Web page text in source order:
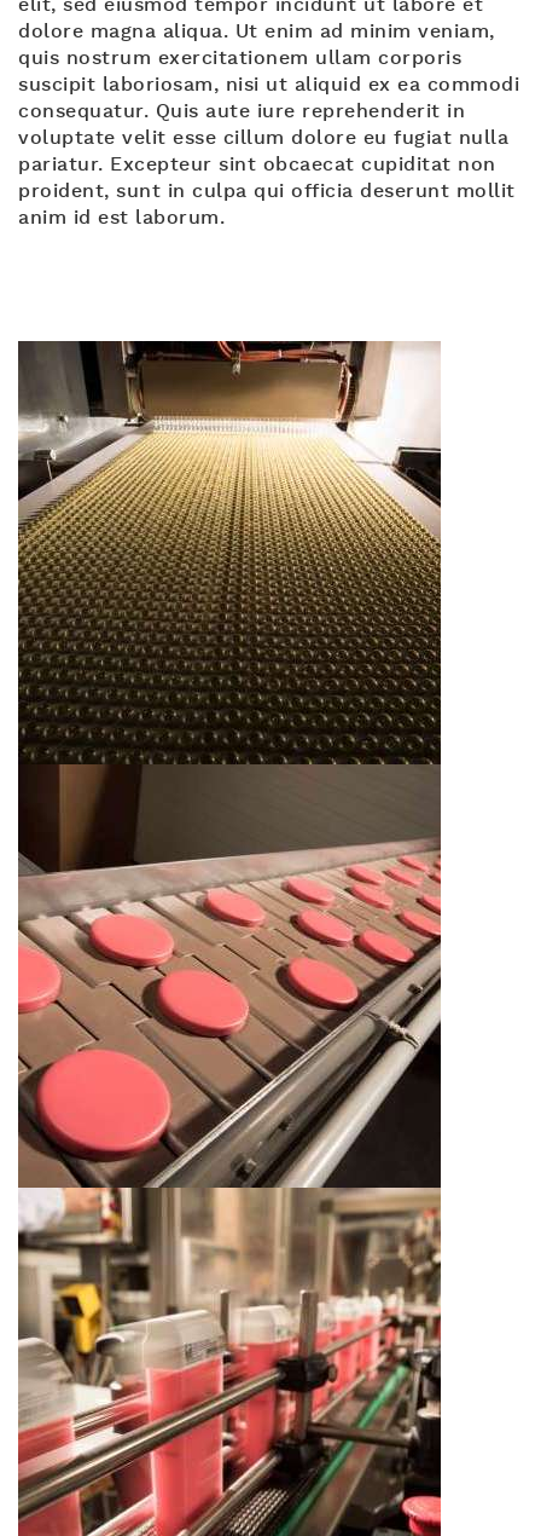
elit, sed eiusmod tempor incidunt ut labore et
dolore magna aliqua. Ut enim ad minim veniam,
quis nostrum exercitationem ullam corporis
suscipit laboriosam, nisi ut aliquid ex ea commodi
consequatur. Quis aute iure reprehenderit in
voluptate velit esse cillum dolore eu fugiat nulla
pariatur. Excepteur sint obcaecat cupiditat non
proident, sunt in culpa qui officia deserunt mollit
anim id est laborum.